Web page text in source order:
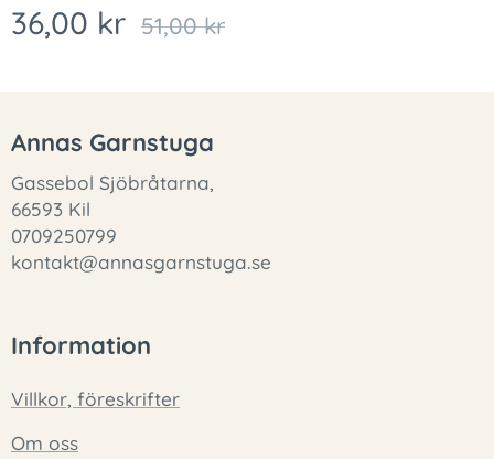
36,00 kr 51,00kr
Annas Garnstuga
Gassebol Sjöbråtarna,
66593 Kil
0709250799
kontakt@annasgarnstuga.se
Information
Villkor, föreskrifter
Om oss